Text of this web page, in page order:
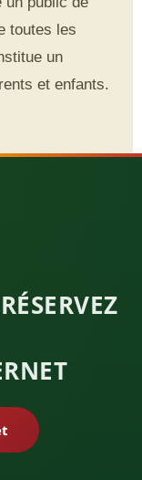
toutes les
un
et enfants.